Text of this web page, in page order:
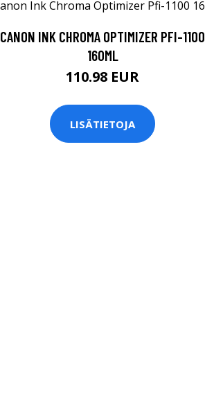
CANON INK CHROMA OPTIMIZER PFI-1100
160ML
110.98 EUR
LISÄTIETOJA